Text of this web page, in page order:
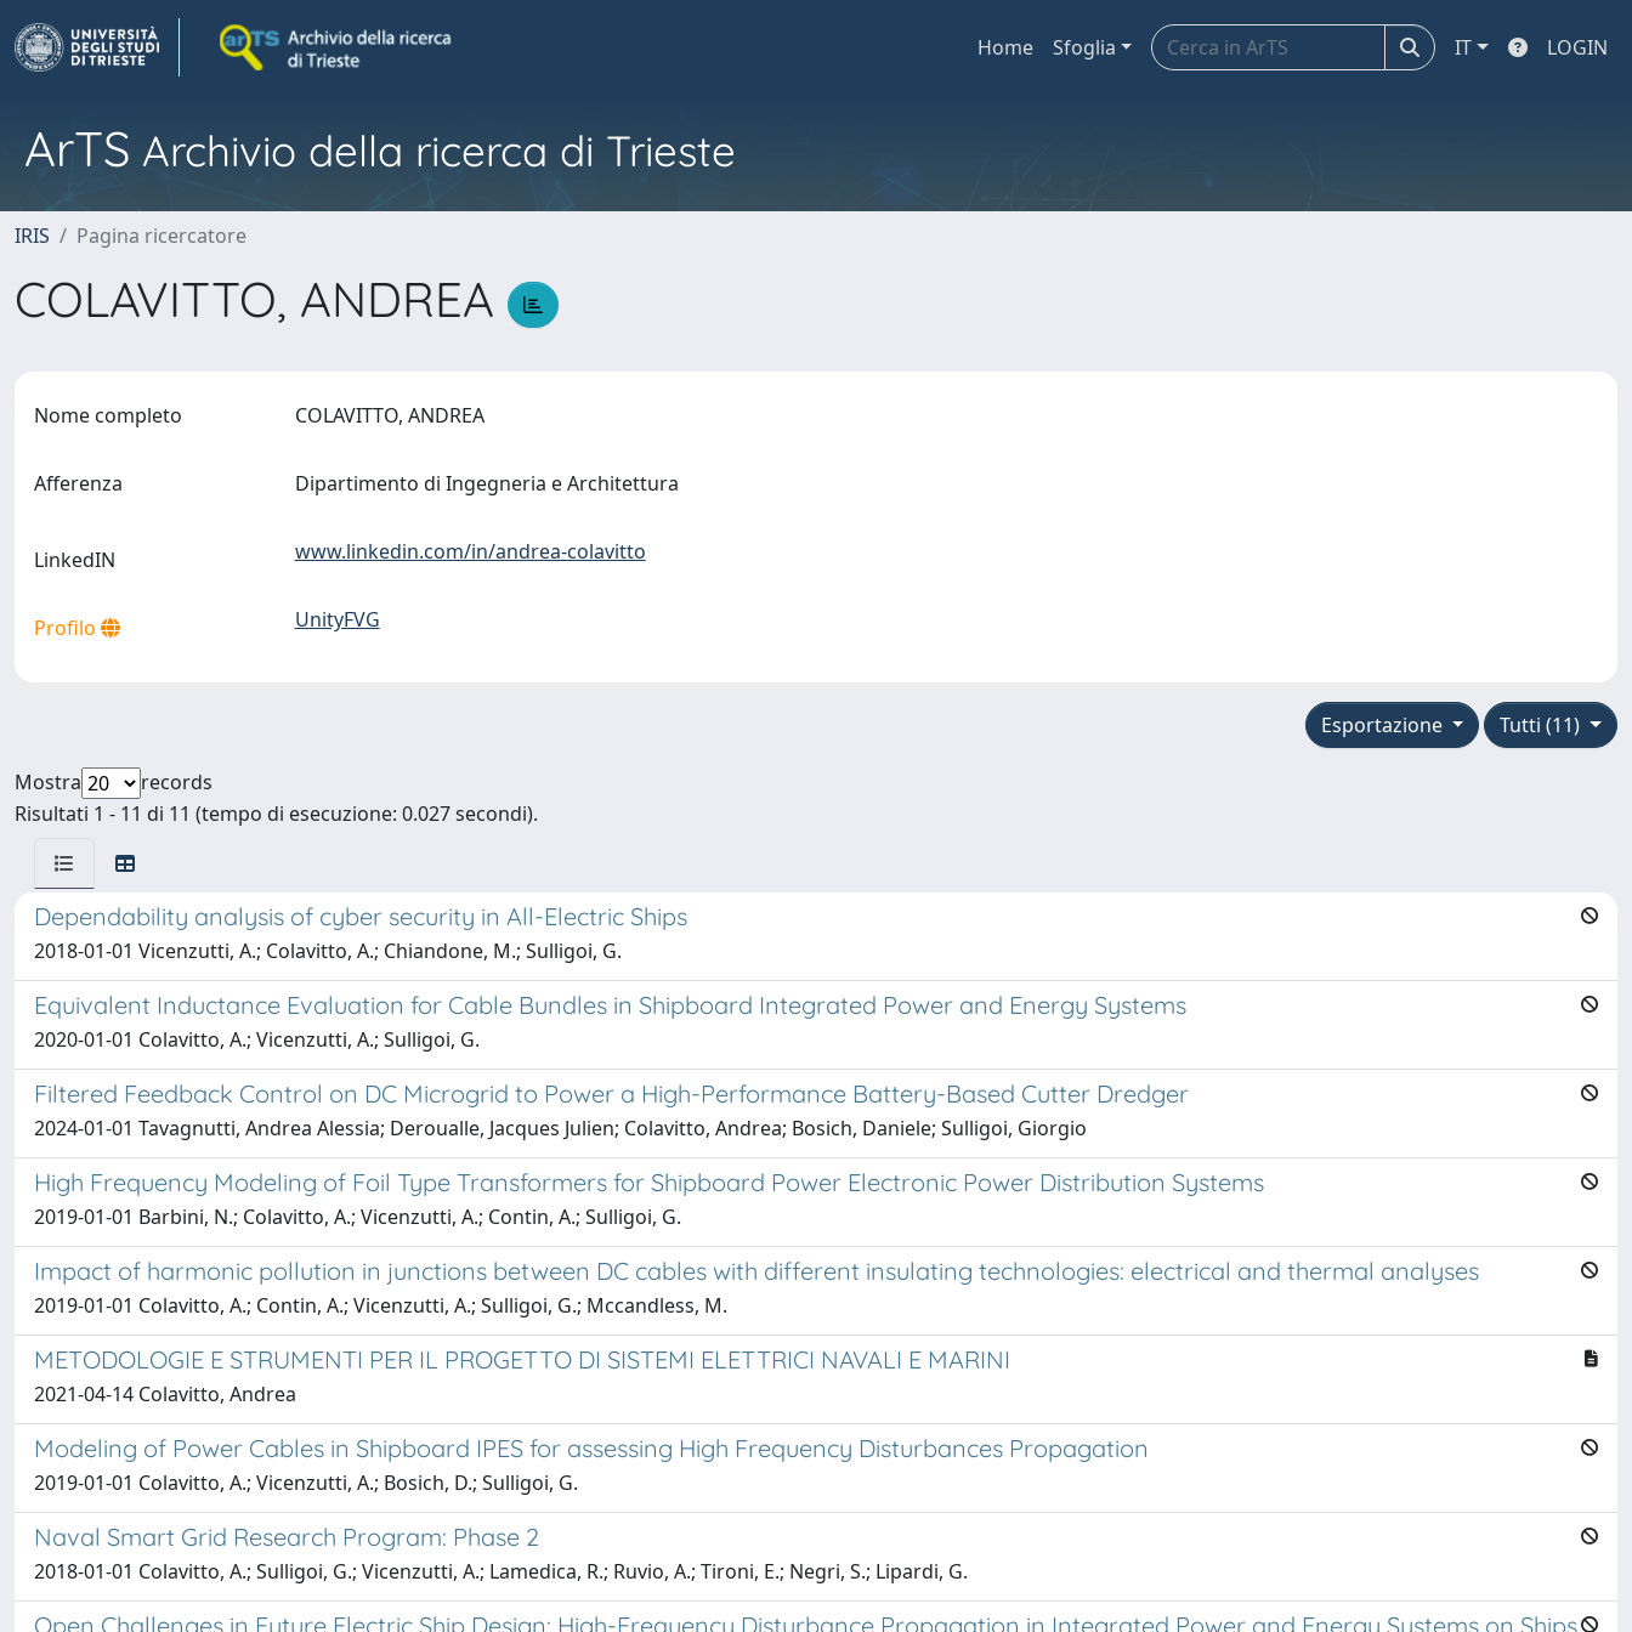
Home Sfoglia IT LOGIN
ArTS Archivio della ricerca di Trieste
IRIS Pagina ricercatore
COLAVITTO, ANDREA
Nome completo COLAVITTO, ANDREA
Afferenza Dipartimento di Ingegneria e Architettura
LinkedIN www.linkedin.com/in/andrea-colavitto
Profilo UnityFVG
Tutti (11)
Esportazione
Mostra
records
Risultati 1 - 11 di 11 (tempo di esecuzione: 0.027 secondi).
Dependability analysis of cyber security in All-Electric Ships
2018-01-01 Vicenzutti, A.; Colavitto, A.; Chiandone, M.; Sulligoi, G.
Equivalent Inductance Evaluation for Cable Bundles in Shipboard Integrated Power and Energy Systems
2020-01-01 Colavitto, A.; Vicenzutti, A.; Sulligoi, G.
Filtered Feedback Control on DC Microgrid to Power a High-Performance Battery-Based Cutter Dredger
2024-01-01 Tavagnutti, Andrea Alessia; Deroualle, Jacques Julien; Colavitto, Andrea; Bosich, Daniele; Sulligoi, Giorgio
High Frequency Modeling of Foil Type Transformers for Shipboard Power Electronic Power Distribution Systems
2019-01-01 Barbini, N.; Colavitto, A.; Vicenzutti, A.; Contin, A.; Sulligoi, G.
Impact of harmonic pollution in junctions between DC cables with different insulating technologies: electrical and thermal analyses
2019-01-01 Colavitto, A.; Contin, A.; Vicenzutti, A.; Sulligoi, G.; Mccandless, M.
METODOLOGIE E STRUMENTI PER IL PROGETTO DI SISTEMI ELETTRICI NAVALI E MARINI
2021-04-14 Colavitto, Andrea
Modeling of Power Cables in Shipboard IPES for assessing High Frequency Disturbances Propagation
2019-01-01 Colavitto, A.; Vicenzutti, A.; Bosich, D.; Sulligoi, G.
Naval Smart Grid Research Program: Phase 2
2018-01-01 Colavitto, A.; Sulligoi, G.; Vicenzutti, A.; Lamedica, R.; Ruvio, A.; Tironi, E.; Negri, S.; Lipardi, G.
Open Challenges in Future Electric Ship Design: High-Frequency Disturbance Propagation in Integrated Power and Energy Systems on Ships